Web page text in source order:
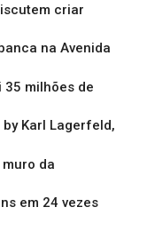
criar
na Avenida
milhões de
Karl Lagerfeld,
da
em 24 vezes